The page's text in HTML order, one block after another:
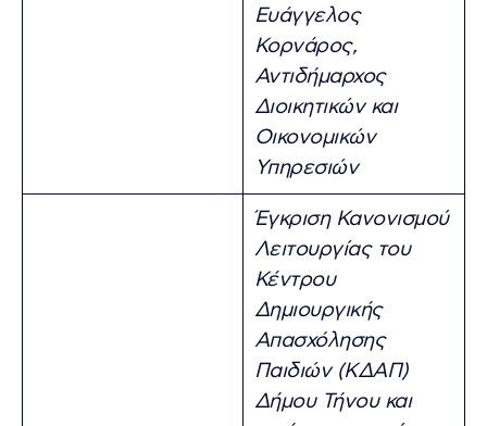
Ευάγγελος
Κορνάρος,
Αντιδήμαρχος
Διοικητικών και
Οικονομικών
Υπηρεσιών
Έγκριση Κανονισμού
Λειτουργίας του
Κέντρου
Δημιουργικής
Απασχόλησης
Παιδιών (ΚΔΑΠ)
Δήμου Τήνου και